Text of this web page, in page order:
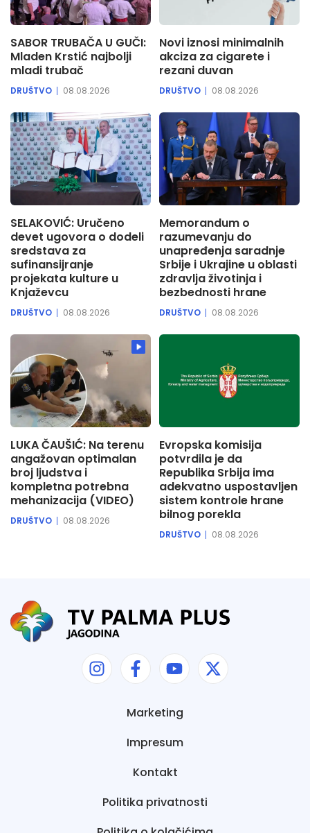
SABOR TRUBAČA U GUČI:
Mladen Krstić najbolji
mladi trubač
DRUŠTVO 08.08.2026
Novi iznosi minimalnih
akciza za cigarete i
rezani duvan
DRUŠTVO 08.08.2026
SELAKOVIĆ: Uručeno
devet ugovora o dodeli
sredstava za
sufinansijranje
projekata kulture u
Knjaževcu
DRUŠTVO 08.08.2026
Memorandum o
razumevanju do
unapređenja saradnje
Srbije i Ukrajine u oblasti
zdravlja životinja i
bezbednosti hrane
DRUŠTVO 08.08.2026
LUKA ČAUŠIĆ: Na terenu
angažovan optimalan
broj ljudstva i
kompletna potrebna
mehanizacija (VIDEO)
DRUŠTVO 08.08.2026
Evropska komisija
potvrdila je da
Republika Srbija ima
adekvatno uspostavljen
sistem kontrole hrane
bilnog porekla
DRUŠTVO 08.08.2026
Marketing
Impresum
Kontakt
Politika privatnosti